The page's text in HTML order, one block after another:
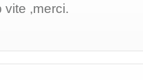
vite ,merci.